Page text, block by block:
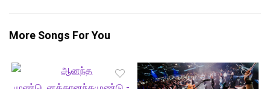
More Songs For You